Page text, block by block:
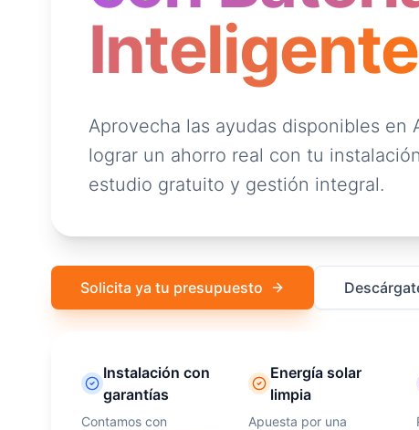
Inteligente
Aprovecha las ayudas disponibles en
lograr un ahorro real con tu
estudio gratuito y gestión integral.
Solicita ya tu presupuesto
Instalación con
garantías
Contamos con
Energía solar
limpia
Apuesta por una